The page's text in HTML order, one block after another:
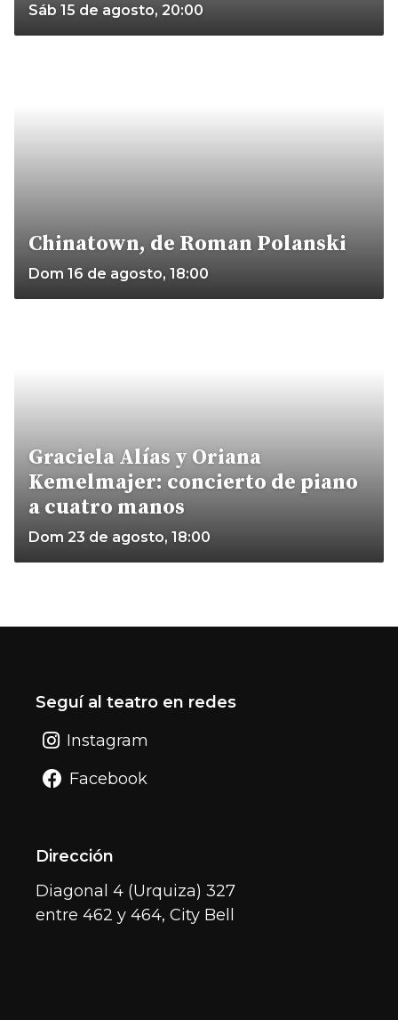
Sáb 15 de agosto, 20:00
Chinatown, de Roman Polanski
Dom 16 de agosto, 18:00
Graciela Alías y Oriana
Kemelmajer: concierto de piano
a cuatro manos
Dom 23 de agosto, 18:00
Seguí al teatro en redes
Instagram
Facebook
Dirección
Diagonal 4 (Urquiza) 327
entre 462 y 464, City Bell